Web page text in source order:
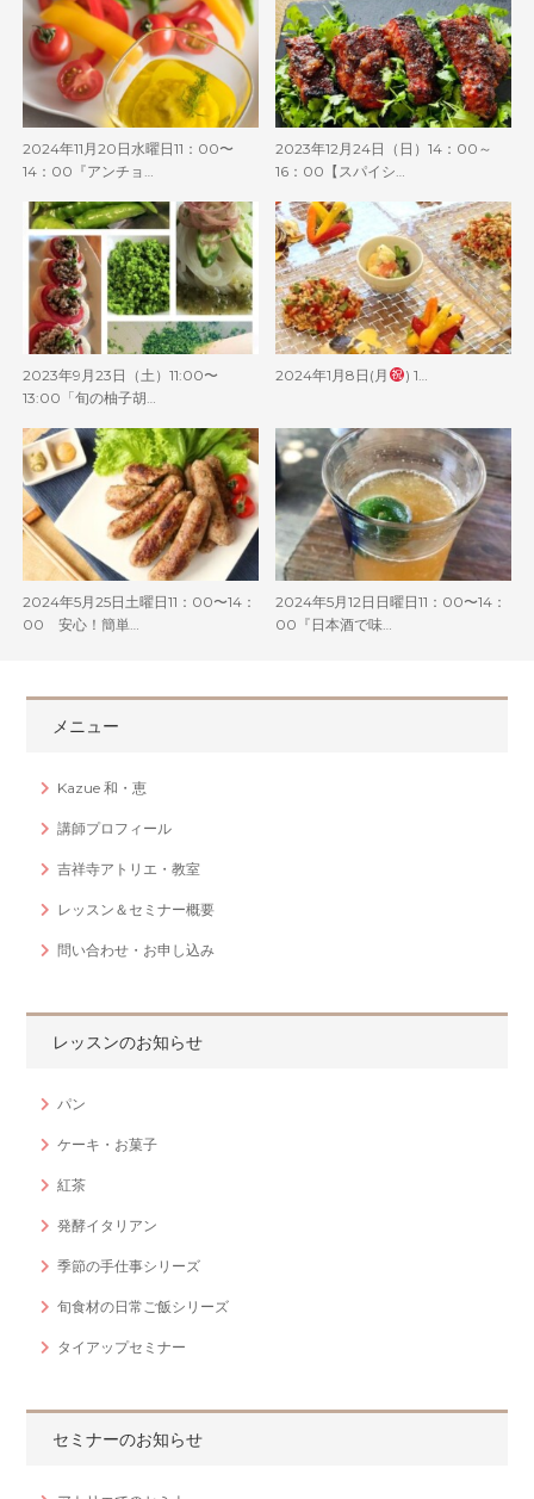
2024年11月20日水曜日11：00〜
14：00『アンチョ…
2023年12月24日（日）14：00～
16：00【スパイシ…
2023年9月23日（土）11:00〜
13:00「旬の柚子胡…
2024年1月8日(月 ) 1…
2024年5月25日土曜日11：00〜14：
00 安心！簡単…
2024年5月12日日曜日11：00〜14：
00『日本酒で味…
メニュー
Kazue 和・恵
講師プロフィール
吉祥寺アトリエ・教室
レッスン＆セミナー概要
問い合わせ・お申し込み
レッスンのお知らせ
パン
ケーキ・お菓子
紅茶
発酵イタリアン
季節の手仕事シリーズ
旬食材の日常ご飯シリーズ
タイアップセミナー
セミナーのお知らせ